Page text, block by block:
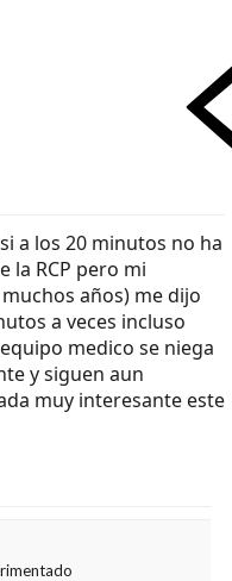
a los 20 minutos no ha
la RCP pero mi
años) me dijo
a veces incluso
medico se niega
y siguen aun
muy interesante este